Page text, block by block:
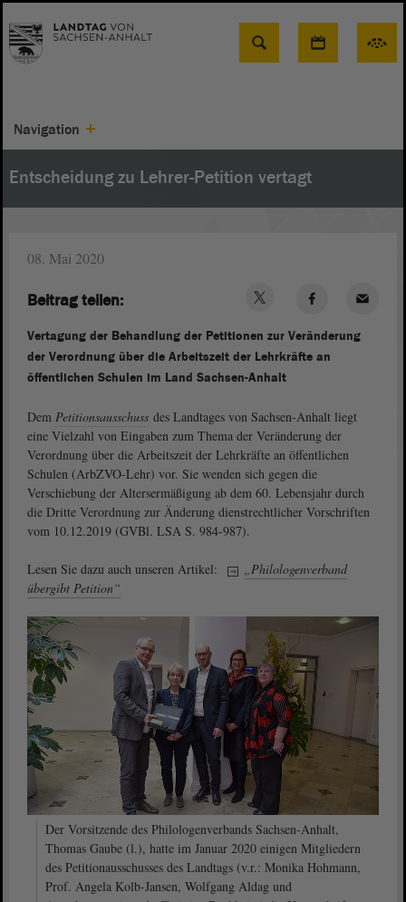
Suche
Navigation
Entscheidung zu Lehrer-Petition vertagt
08. Mai 2020
Vertagung der Behandlung der Petitionen zur Veränderung
der Verordnung über die Arbeitszeit der Lehrkräfte an
öffentlichen Schulen im Land Sachsen-Anhalt
Dem Petitionsausschuss des Landtages von Sachsen-Anhalt liegt
eine Vielzahl von Eingaben zum Thema der Veränderung der
Verordnung über die Arbeitszeit der Lehrkräfte an öffentlichen
Schulen (ArbZVO-Lehr) vor. Sie wenden sich gegen die
Verschiebung der Altersermäßigung ab dem 60. Lebensjahr durch
die Dritte Verordnung zur Änderung dienstrechtlicher Vorschriften
vom 10.12.2019 (GVBl. LSA S. 984-987).
Lesen Sie dazu auch unseren Artikel:
„Philologenverband
übergibt Petition“
Der Vorsitzende des Philologenverbands Sachsen-Anhalt,
Thomas Gaube (l.), hatte im Januar 2020 einigen Mitgliedern
des Petitionausschusses des Landtags (v.r.: Monika Hohmann,
Prof. Angela Kolb-Jansen, Wolfgang Aldag und
Beitrag teilen: